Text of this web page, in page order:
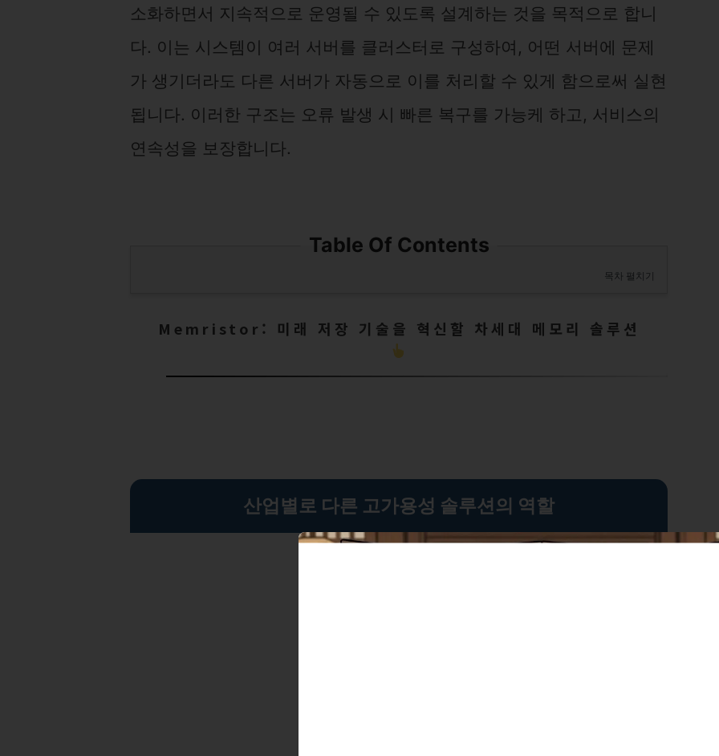
소화하면서 지속적으로 운영될 수 있도록 설계하는 것을 목적으로 합니
다. 이는 시스템이 여러 서버를 클러스터로 구성하여, 어떤 서버에 문제
가 생기더라도 다른 서버가 자동으로 이를 처리할 수 있게 함으로써 실현
됩니다. 이러한 구조는 오류 발생 시 빠른 복구를 가능케 하고, 서비스의
연속성을 보장합니다.
Table Of Contents
목차 펼치기
Memristor: 미래 저장 기술을 혁신할 차세대 메모리 솔루션
산업별로 다른 고가용성 솔루션의 역할